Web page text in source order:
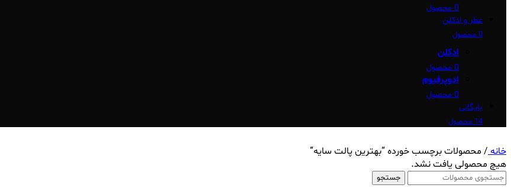
0 محصول
عطر و ادکلن
0 محصول
ادکلن
0 محصول
ادوپرفیوم
0 محصول
بایگانی
14 محصول
خانه/ محصولات برچسب خورده “بهترین پالت سایه”
هیچ محصولی یافت نشد.
جستجو